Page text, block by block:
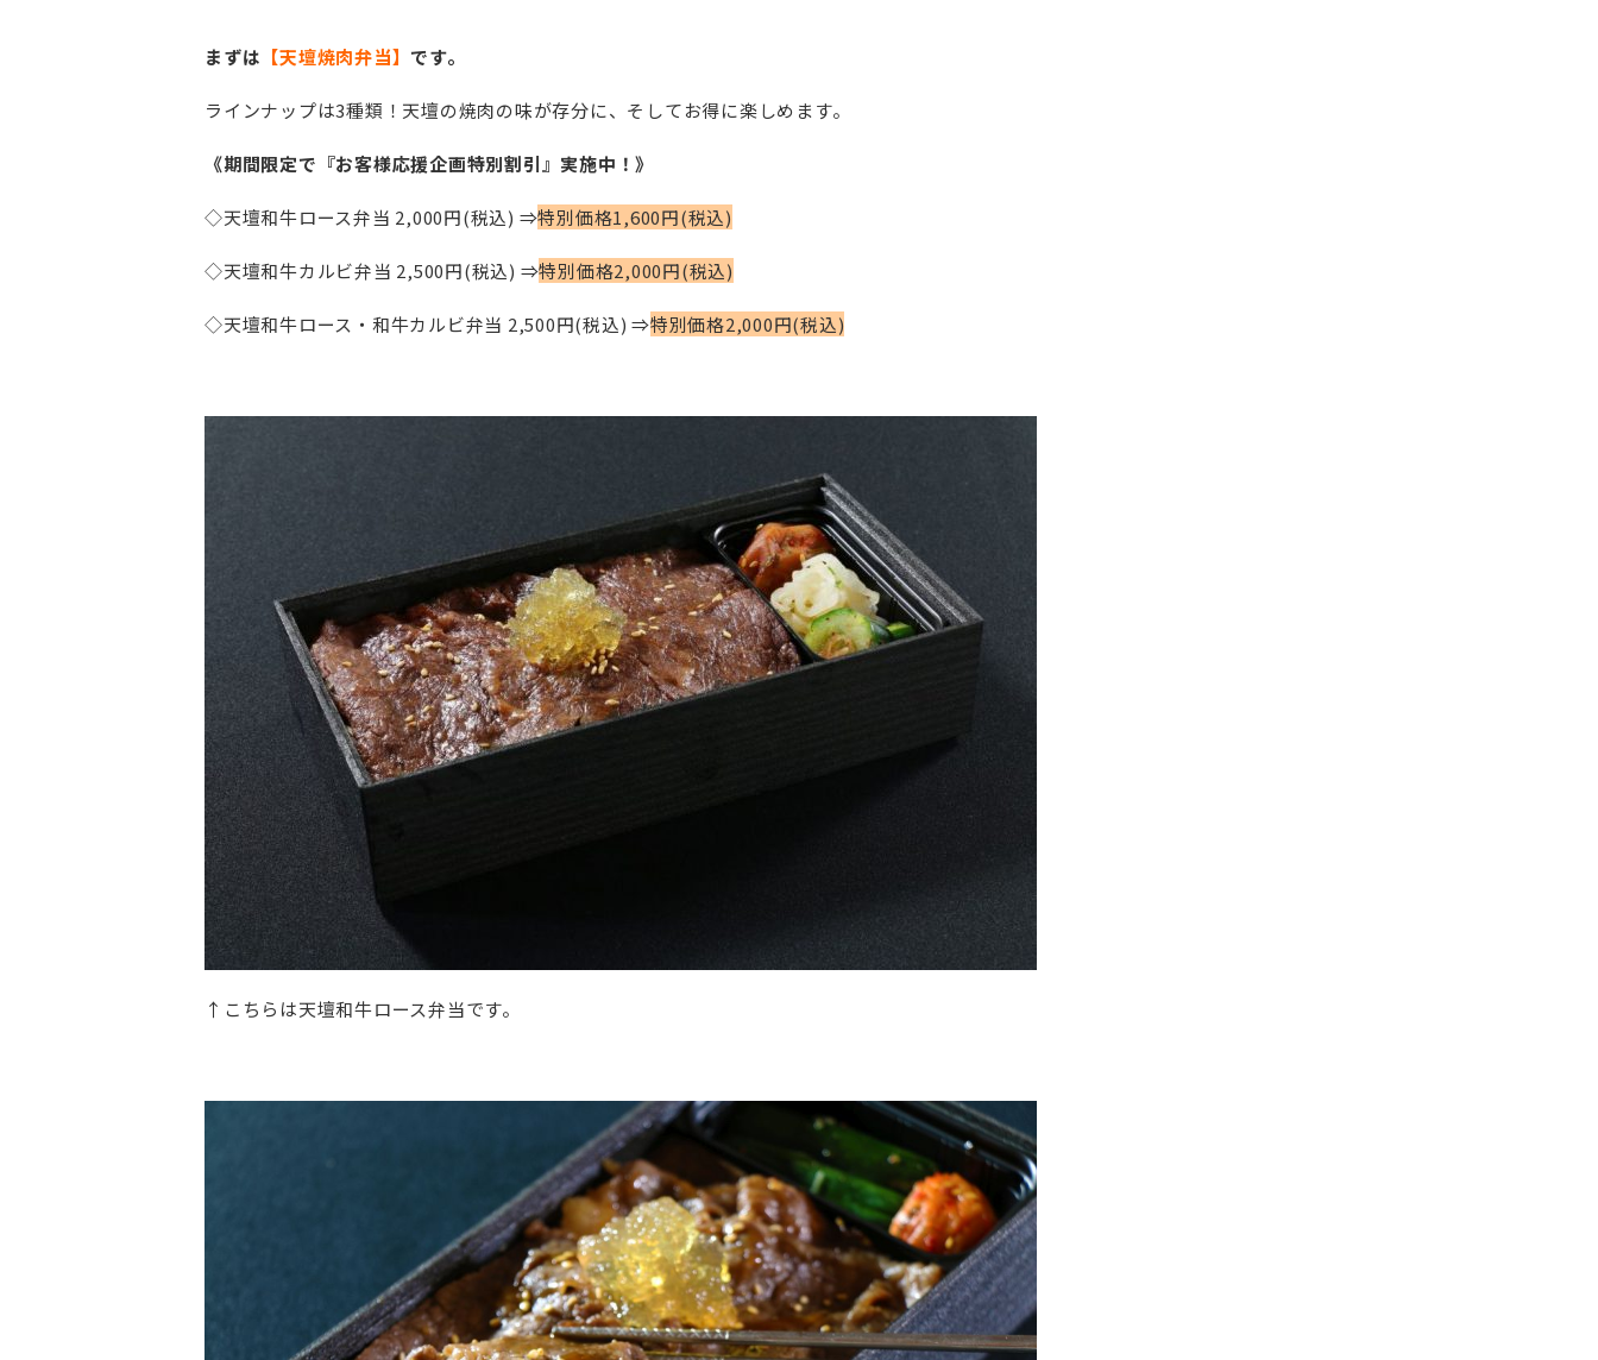
まずは 【天壇焼肉弁当】 です。
ラインナップは3種類！天壇の焼肉の味が存分に、そしてお得に楽しめます。
《期間限定で『お客様応援企画特別割引』実施中！》
◇天壇和牛ロース弁当 2,000円(税込) ⇒特別価格1,600円(税込)
◇天壇和牛カルビ弁当 2,500円(税込) ⇒特別価格2,000円(税込)
◇天壇和牛ロース・和牛カルビ弁当 2,500円(税込) ⇒特別価格2,000円(税込)
↑こちらは天壇和牛ロース弁当です。